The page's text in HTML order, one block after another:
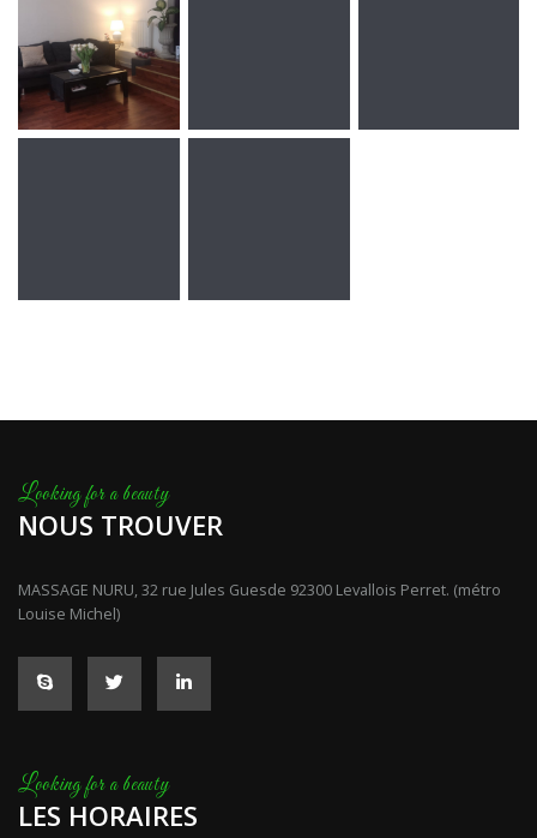
NOUS TROUVER
MASSAGE NURU, 32 rue Jules Guesde 92300 Levallois Perret. (métro
Louise Michel)
LES HORAIRES